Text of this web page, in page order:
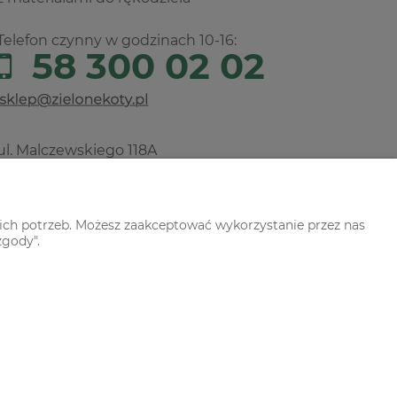
czynny w godzinach 10-16:
58 300 02 02
Malczewskiego 118A
potrzeb. Możesz zaakceptować wykorzystanie przez nas